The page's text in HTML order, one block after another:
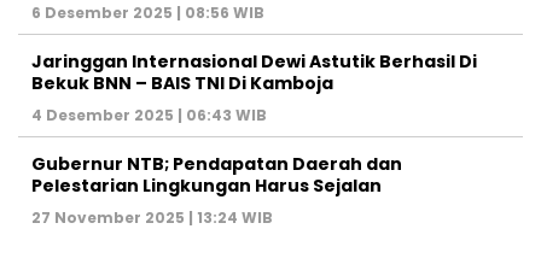
6 Desember 2025 | 08:56 WIB
Jaringgan Internasional Dewi Astutik Berhasil Di
Bekuk BNN – BAIS TNI Di Kamboja
4 Desember 2025 | 06:43 WIB
Gubernur NTB; Pendapatan Daerah dan
Pelestarian Lingkungan Harus Sejalan
27 November 2025 | 13:24 WIB